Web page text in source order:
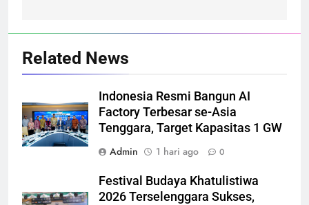
Related News
Indonesia Resmi Bangun AI
Factory Terbesar se-Asia
Tenggara, Target Kapasitas 1 GW
Admin
1 hari ago 0
Festival Budaya Khatulistiwa
2026 Terselenggara Sukses,